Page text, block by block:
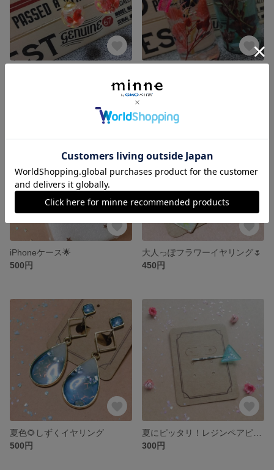
500円
iPhoneケース🌟
500円
大人っぽフラワーイヤリング🌷
450円
夏色🌻しずくイヤリング
500円
300円